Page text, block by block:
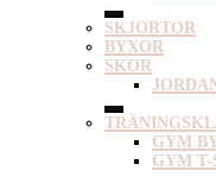
SKJORTOR
BYXOR
SKOR
GYM
GYM